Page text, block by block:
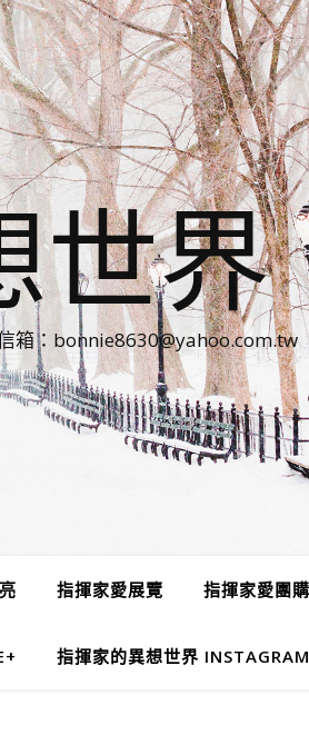
世界
箱：bonnie8630@yahoo.com.tw
指揮家愛展覽 指揮家愛團購
指揮家的異想世界 INSTAGRAM